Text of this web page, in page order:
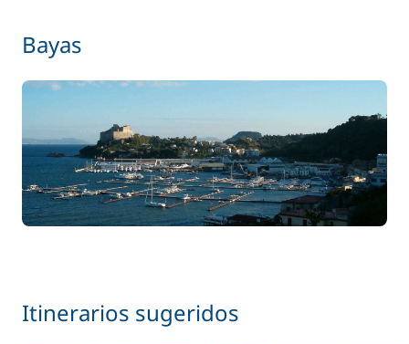
Bayas
Itinerarios sugeridos